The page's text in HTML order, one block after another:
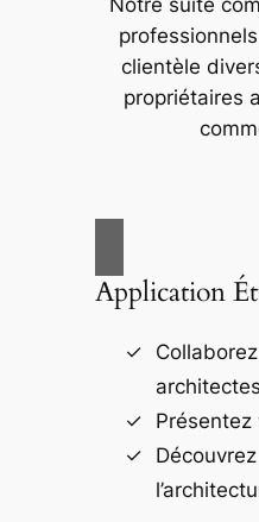
Notre suite
clientèle
propriétaires
Application
Présentez